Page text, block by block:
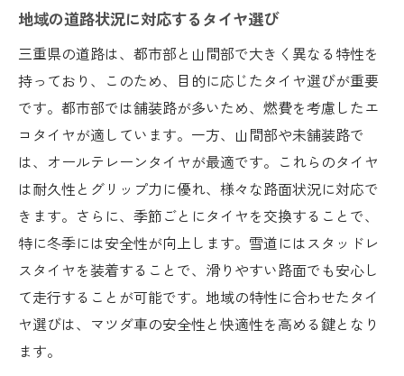
地域の道路状況に対応するタイヤ選び
三重県の道路は、都市部と山間部で大きく異なる特性を
持っており、このため、目的に応じたタイヤ選びが重要
です。都市部では舗装路が多いため、燃費を考慮したエ
コタイヤが適しています。一方、山間部や未舗装路で
は、オールテレーンタイヤが最適です。これらのタイヤ
は耐久性とグリップ力に優れ、様々な路面状況に対応で
きます。さらに、季節ごとにタイヤを交換することで、
特に冬季には安全性が向上します。雪道にはスタッドレ
スタイヤを装着することで、滑りやすい路面でも安心し
て走行することが可能です。地域の特性に合わせたタイ
ヤ選びは、マツダ車の安全性と快適性を高める鍵となり
ます。